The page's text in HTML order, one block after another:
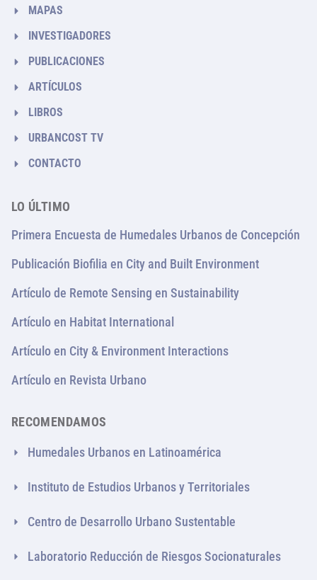
MAPAS
INVESTIGADORES
PUBLICACIONES
ARTÍCULOS
LIBROS
URBANCOST TV
CONTACTO
LO ÚLTIMO
Primera Encuesta de Humedales Urbanos de Concepción
Publicación Biofilia en City and Built Environment
Artículo de Remote Sensing en Sustainability
Artículo en Habitat International
Artículo en City & Environment Interactions
Artículo en Revista Urbano
RECOMENDAMOS
Humedales Urbanos en Latinoamérica
Instituto de Estudios Urbanos y Territoriales
Centro de Desarrollo Urbano Sustentable
Laboratorio Reducción de Riesgos Socionaturales